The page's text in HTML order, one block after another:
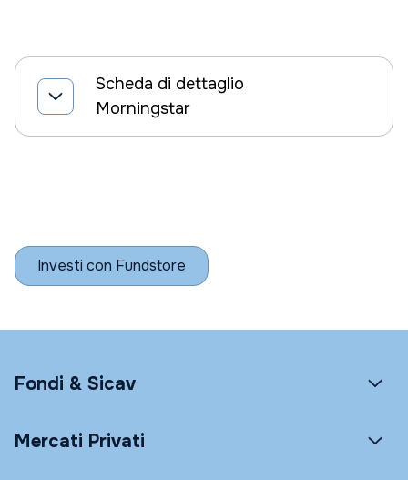
Scheda di dettaglio
Morningstar
Investi con Fundstore
Fondi & Sicav
Mercati Privati